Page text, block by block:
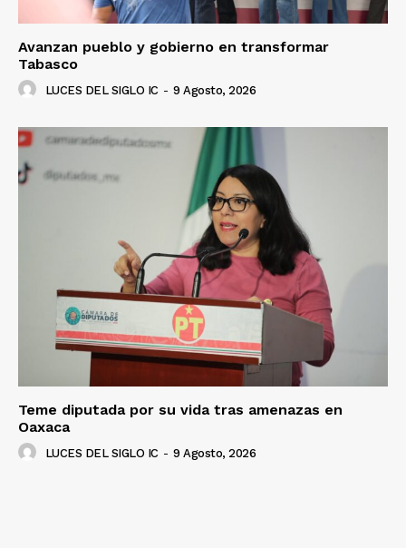
Luces
Del Siglo
Avanzan pueblo y gobierno en transformar
Tabasco
LUCES DEL SIGLO IC - 9 Agosto, 2026
Teme diputada por su vida tras amenazas en
Oaxaca
LUCES DEL SIGLO IC - 9 Agosto, 2026